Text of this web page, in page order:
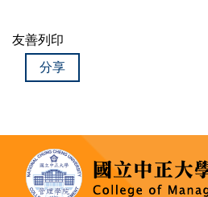
友善列印
分享